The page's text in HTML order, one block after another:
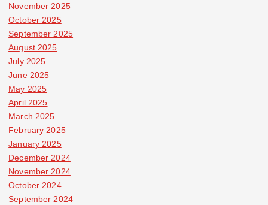
November 2025
October 2025
September 2025
August 2025
July 2025
June 2025
May 2025
April 2025
March 2025
February 2025
January 2025
December 2024
November 2024
October 2024
September 2024